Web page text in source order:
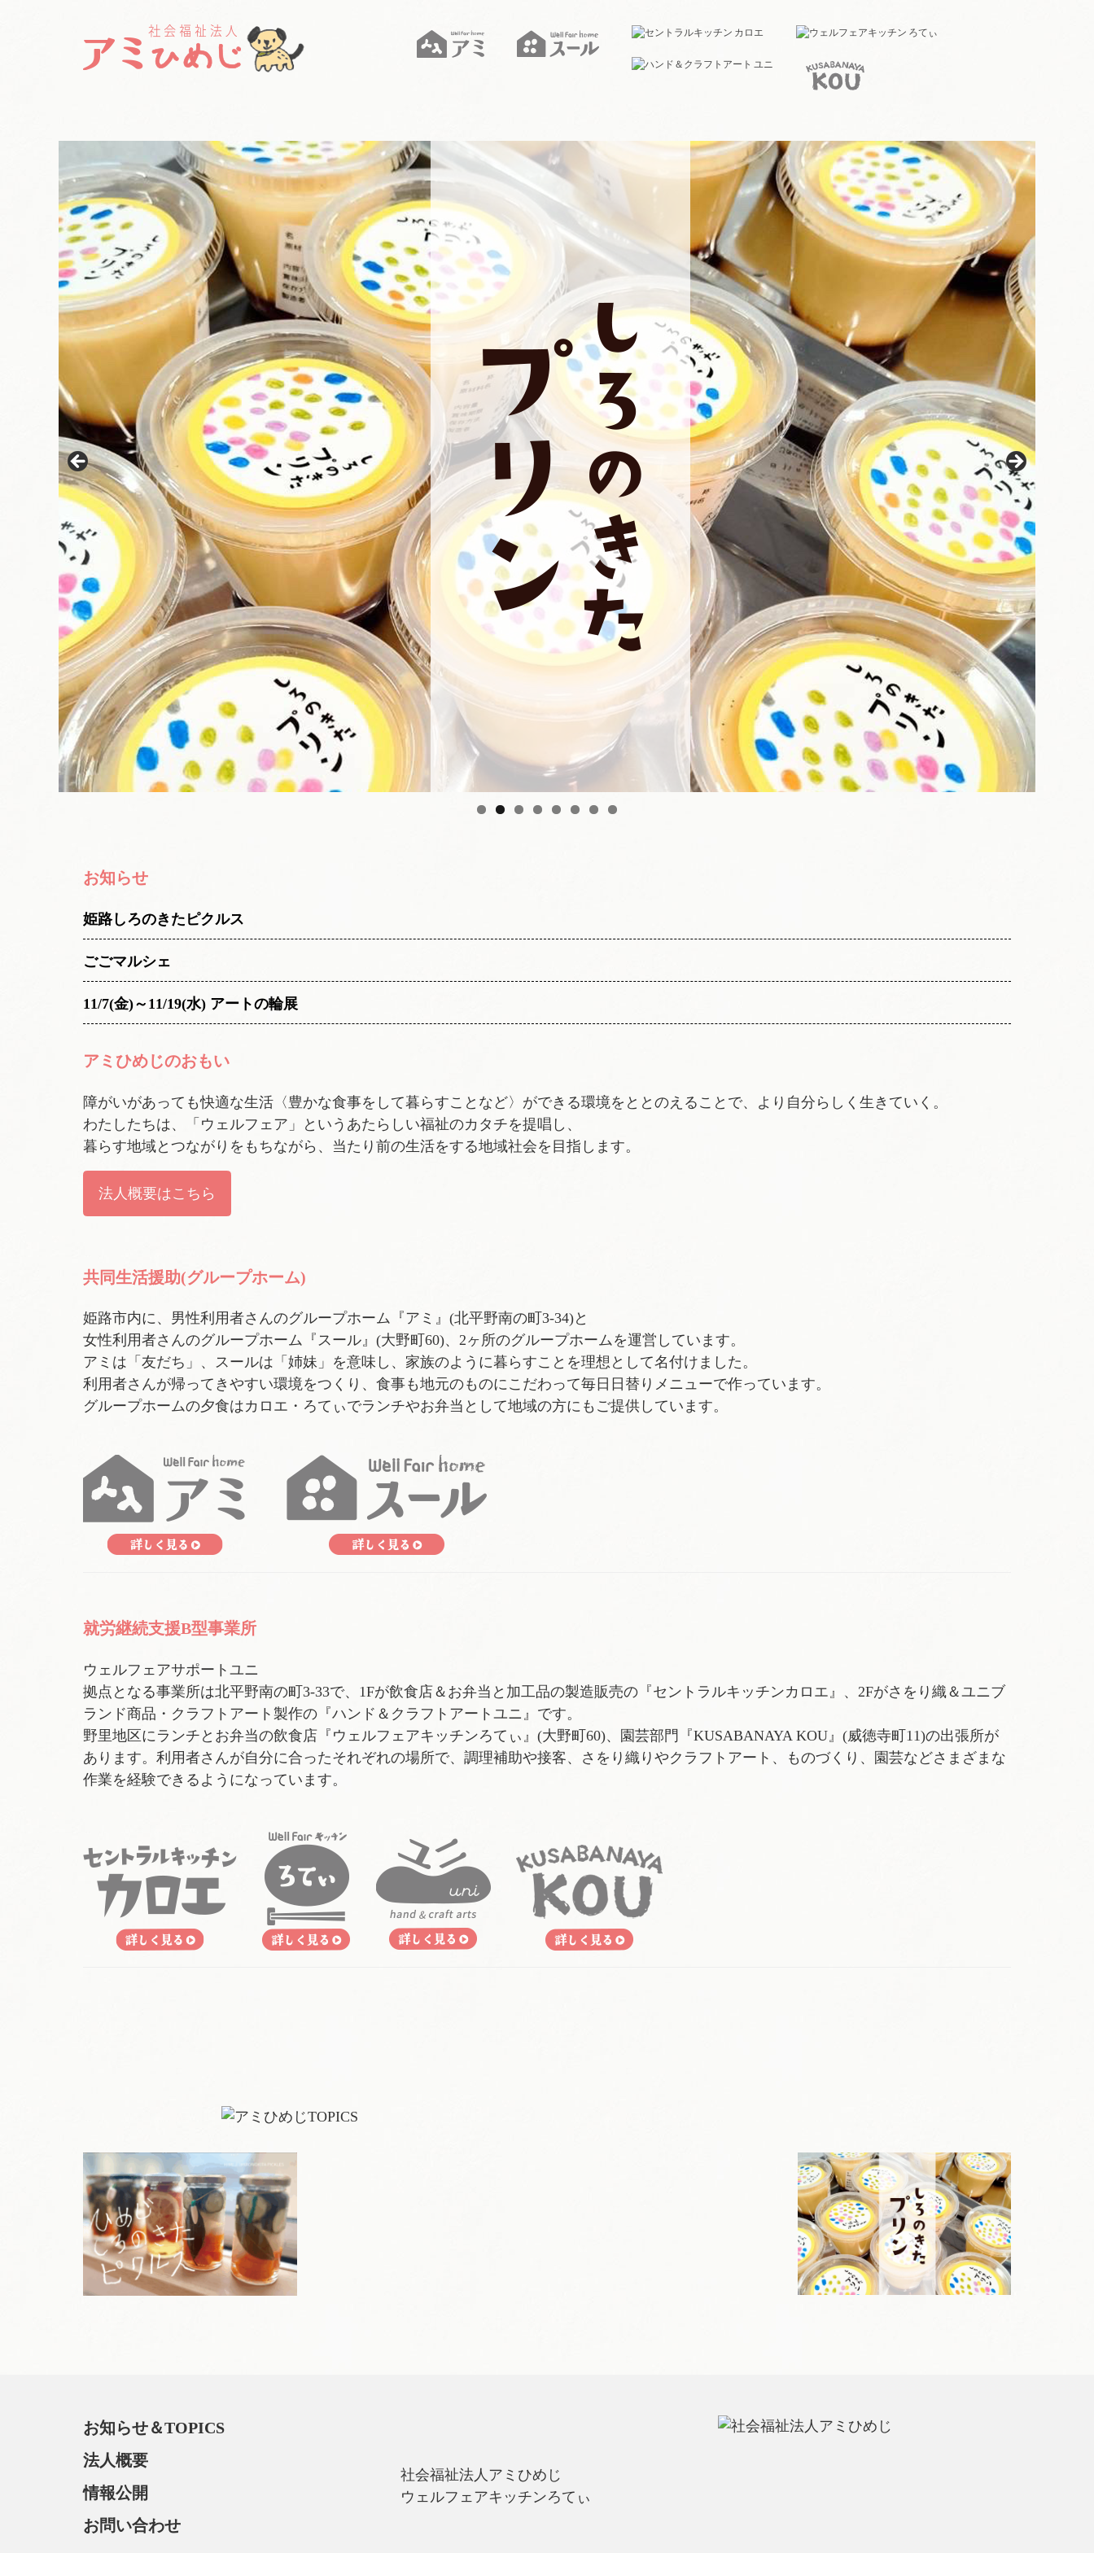
お知らせ
姫路しろのきたピクルス
ごごマルシェ
11/7(金)～11/19(水) アートの輪展
アミひめじのおもい
障がいがあっても快適な生活〈豊かな食事をして暮らすことなど〉ができる環境をととのえることで、より自分らしく生きていく。
わたしたちは、「ウェルフェア」というあたらしい福祉のカタチを提唱し、
暮らす地域とつながりをもちながら、当たり前の生活をする地域社会を目指します。
法人概要はこちら
共同生活援助(グループホーム)
姫路市内に、男性利用者さんのグループホーム『アミ』(北平野南の町3-34)と
女性利用者さんのグループホーム『スール』(大野町60)、2ヶ所のグループホームを運営しています。
アミは「友だち」、スールは「姉妹」を意味し、家族のように暮らすことを理想として名付けました。
利用者さんが帰ってきやすい環境をつくり、食事も地元のものにこだわって毎日日替りメニューで作っています。
グループホームの夕食はカロエ・ろてぃでランチやお弁当として地域の方にもご提供しています。
就労継続支援B型事業所
ウェルフェアサポートユニ
拠点となる事業所は北平野南の町3-33で、1Fが飲食店＆お弁当と加工品の製造販売の『セントラルキッチンカロエ』、2Fがさをり織＆ユニブ
ランド商品・クラフトアート製作の『ハンド＆クラフトアートユニ』です。
野里地区にランチとお弁当の飲食店『ウェルフェアキッチンろてぃ』(大野町60)、園芸部門『KUSABANAYA KOU』(威徳寺町11)の出張所が
あります。利用者さんが自分に合ったそれぞれの場所で、調理補助や接客、さをり織りやクラフトアート、ものづくり、園芸などさまざまな
作業を経験できるようになっています。
お知らせ＆TOPICS
法人概要
情報公開
お問い合わせ
社会福祉法人アミひめじ
ウェルフェアキッチンろてぃ